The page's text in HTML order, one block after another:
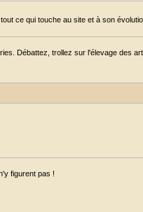
ce qui touche au site et à son
Débattez, trollez sur l'élevage des
figurent pas !